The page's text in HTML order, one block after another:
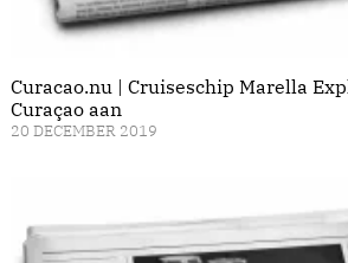
Curacao.nu | Cruiseschip Marella
Curaçao aan
20 DECEMBER 2019